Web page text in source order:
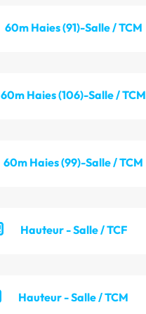
60m Haies (91)-Salle / TCM
60m Haies (106)-Salle / TCM
60m Haies (99)-Salle / TCM
Hauteur - Salle / TCF
Hauteur - Salle / TCM